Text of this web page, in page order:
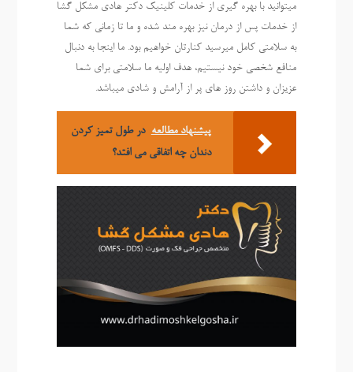
میتوانید با بهره گیری از خدمات کلینیک دکتر هادی مشکل گشا
از خدمات پس از درمان نیز بهره مند شده و ما تا زمانی که شما
به سلامتی کامل میرسید کنارتان خواهیم بود. ما اینجا به دنبال
منافع شخصی خود نیستیم، هدف اولیه ما سلامتی برای شما
عزیزان و داشتن روز های پر از آرامش و شادی میباشد.
پیشنهاد مطالعه در طول تمیز کردن
دندان چه اتفاقی می افتد؟